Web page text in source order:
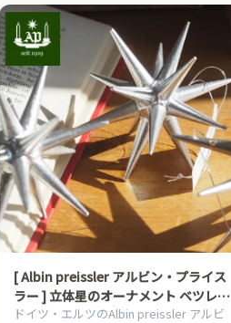
[ Albin preissler アルビン・プライス
ラー ] 立体星のオーナメント ベツレヘ
ムの星 銀の星 立体 小 3D 木製オーナ
ドイツ・エルツのAlbin preissler アルビ